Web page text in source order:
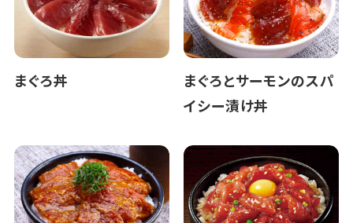
まぐろ丼
まぐろとサーモンのスパ
イシー漬け丼